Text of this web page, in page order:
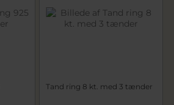
Tand ring 8 kt. med 3 tænder